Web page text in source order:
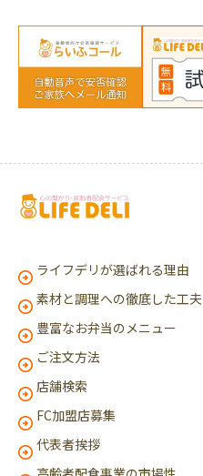
ライフデリが選ばれる理由
素材と調理への徹底した工夫
豊富なお弁当のメニュー
ご注文方法
店舗検索
FC加盟店募集
代表者挨拶